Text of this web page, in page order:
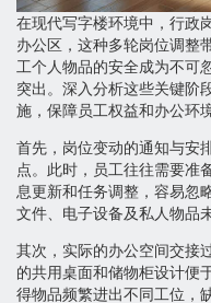
在现代写字楼环境中，行政
办公区，这种多轮岗位调整
工个人物品的安全成为不可
突出。深入分析这些关键阶
施，保障员工权益和办公环
首先，岗位变动的通知与安
点。此时，员工往往需要准
息更新和任务调整，容易忽
文件、电子设备及私人物品
其次，实际的办公空间交接
的共用桌面和储物柜设计便
得物品频繁进出不同工位，